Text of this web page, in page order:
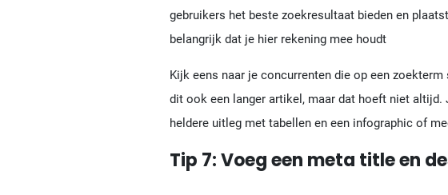
gebruikers het beste zoekresultaat bieden en
belangrijk dat je hier rekening mee houdt
Kijk eens naar je concurrenten die op een
dit ook een langer artikel, maar dat hoeft niet altijd.
heldere uitleg met tabellen en een infographic of
Tip 7: Voeg een meta title en